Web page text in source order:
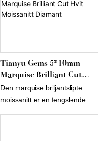
Tianyu Gems 5*10mm
Marquise Brilliant Cut
Hvit Moissanitt Diamant
Den marquise briljantslipte
moissanitt er en fengslende